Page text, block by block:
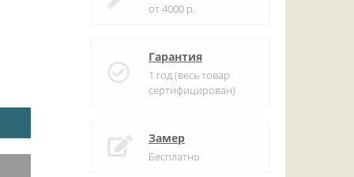
от 4000 р.
Гарантия
1 год (весь товар
сертифицирован)
Замер
Бесплатно